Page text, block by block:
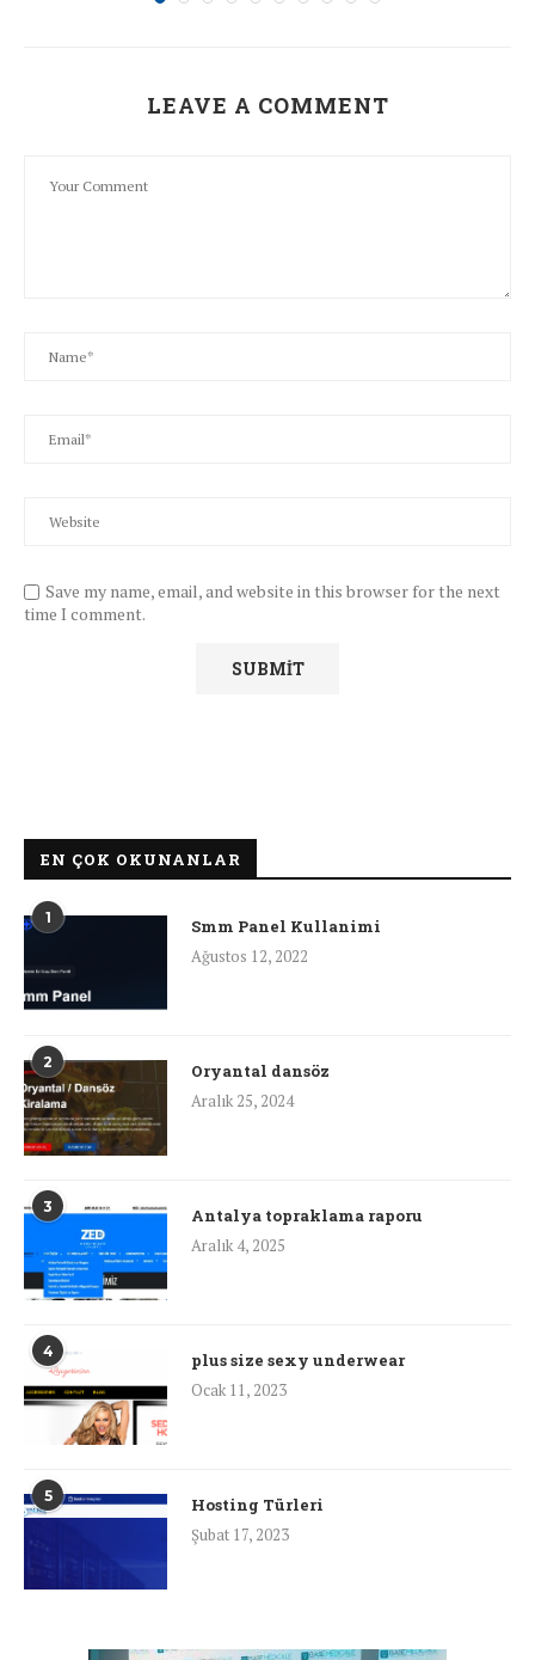
LEAVE A COMMENT
Save my name, email, and website in this browser for the next
time I comment.
EN ÇOK OKUNANLAR
1
Smm Panel Kullanimi
Ağustos 12, 2022
2
Oryantal dansöz
Aralık 25, 2024
3
Antalya topraklama raporu
Aralık 4, 2025
4
plus size sexy underwear
Ocak 11, 2023
5
Hosting Türleri
Şubat 17, 2023